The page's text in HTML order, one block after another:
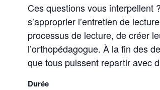
Ces questions vous interpellent
s’approprier l’entretien de
processus de lecture, de créer
l’orthopédagogue. À la fin des
que tous puissent repartir avec
Durée